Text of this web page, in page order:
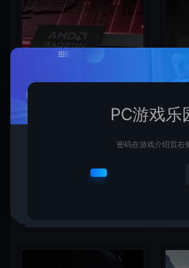
AMD下代RDNA5显卡将迎来
《
PC游戏乐
密码在游戏介绍页右